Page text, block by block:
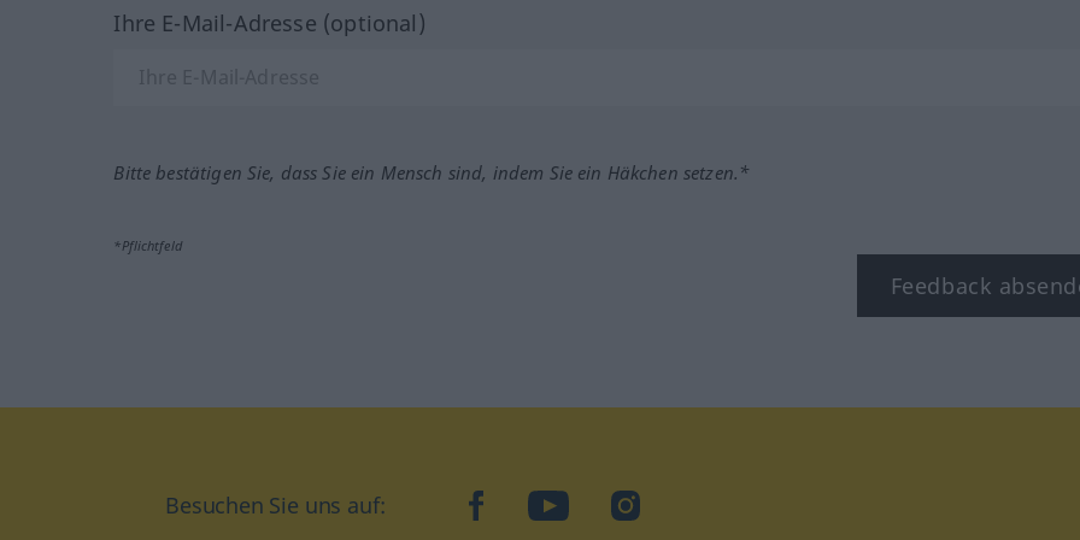
Ihre E-Mail-Adresse (optional)
Bitte bestätigen Sie, dass Sie ein Mensch sind, indem Sie ein Häkchen setzen.*
*Pflichtfeld
Feedback
Besuchen Sie uns auf: facebookYouTubeInstagram